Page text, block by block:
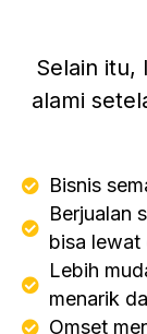
Selain itu,
alami
Bisnis
Berjualan
bisa lewat
Lebih
menarik
Omset